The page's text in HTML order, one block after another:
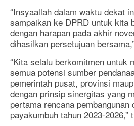
“Insyaallah dalam waktu dekat
sampaikan ke DPRD untuk kita
dengan harapan pada akhir
dihasilkan persetujuan
“Kita selalu berkomitmen untuk
semua potensi sumber
pemerintah pusat, provinsi
dengan prinsip sinergitas yang
pertama rencana pembangunan
payakumbuh tahun 2023-2026,”